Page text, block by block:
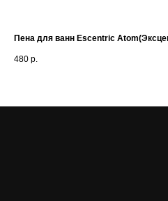
Пена для ванн Escentric
480 р.